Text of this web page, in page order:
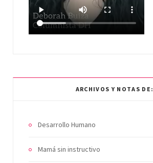
ARCHIVOS Y NOTAS DE:
Desarrollo Humano
Mamá sin instructivo